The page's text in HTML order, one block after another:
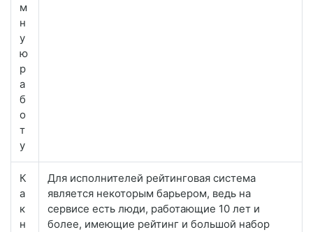
м
н
у
ю
р
а
б
о
т
у
К
а
к
н
Для исполнителей рейтинговая система
является некоторым барьером, ведь на
сервисе есть люди, работающие 10 лет и
более, имеющие рейтинг и большой набор